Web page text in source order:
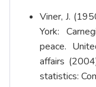
Viner, J.
York:
peace.
affairs
statistics: